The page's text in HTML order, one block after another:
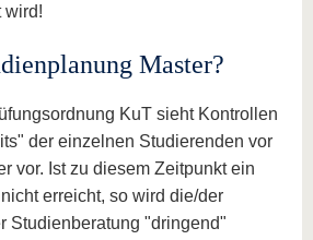
wird!
Master?
KuT sieht Kontrollen
der einzelnen Studierenden vor
vor. Ist zu diesem Zeitpunkt ein
erreicht, so wird die/der
Studienberatung "dringend"